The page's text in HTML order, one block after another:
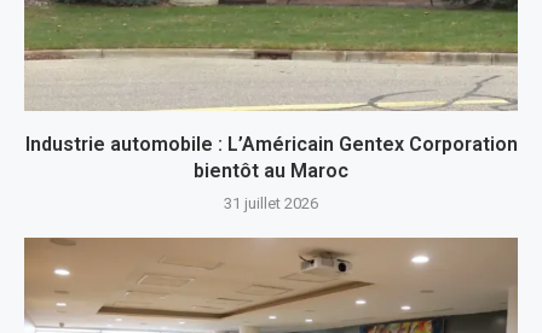
Industrie automobile : L’Américain Gentex Corporation
bientôt au Maroc
31 juillet 2026